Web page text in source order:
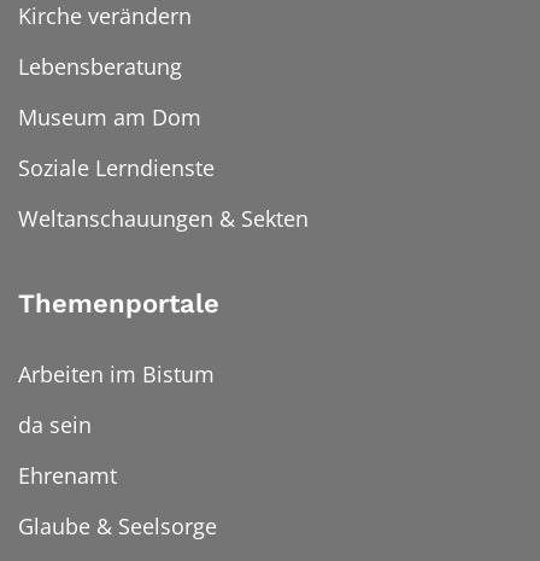
Kirche verändern
Lebensberatung
Museum am Dom
Soziale Lerndienste
Weltanschauungen & Sekten
Themenportale
Arbeiten im Bistum
da sein
Ehrenamt
Glaube & Seelsorge